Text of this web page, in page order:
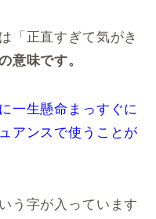
「正直すぎて気がき
意味です。
一生懸命まっすぐに
アンスで使うことが
う字が入っています